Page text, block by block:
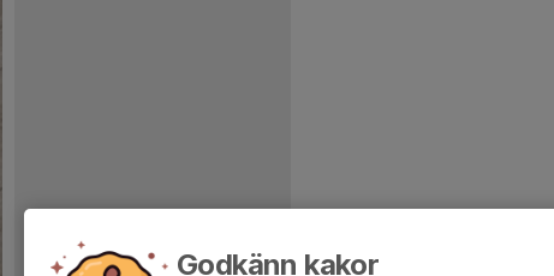
Godkänn kakor